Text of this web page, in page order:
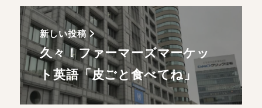
新しい投稿
久々！ファーマーズマーケッ
ト英語「皮ごと食べてね」